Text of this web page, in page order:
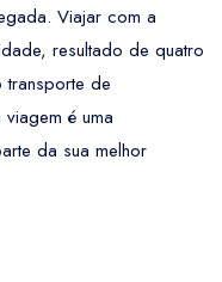
Viajar com a
resultado de quatro
de
é uma
da sua melhor